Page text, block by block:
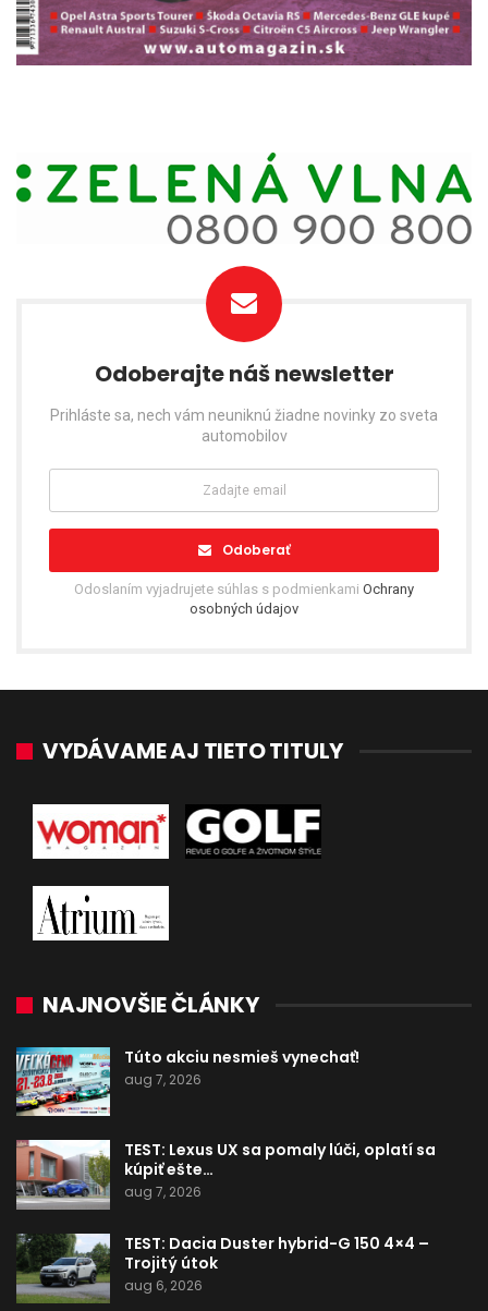
Odoberajte náš newsletter
Prihláste sa, nech vám neuniknú žiadne novinky zo sveta
automobilov
Odoberať
Odoslaním vyjadrujete súhlas s podmienkami Ochrany
osobných údajov
VYDÁVAME AJ TIETO TITULY
NAJNOVŠIE ČLÁNKY
Túto akciu nesmieš vynechať!
aug 7, 2026
TEST: Lexus UX sa pomaly lúči, oplatí sa
kúpiť ešte…
aug 7, 2026
TEST: Dacia Duster hybrid-G 150 4×4 –
Trojitý útok
aug 6, 2026